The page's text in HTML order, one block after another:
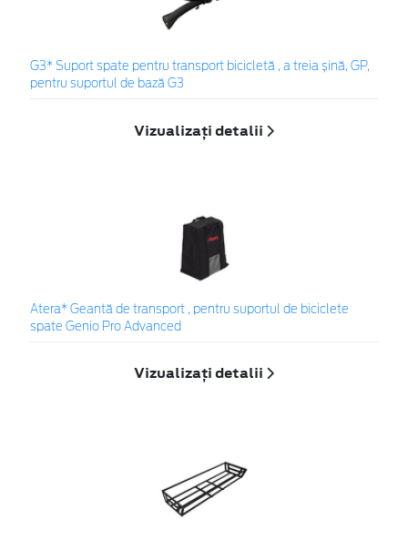
G3* Suport spate pentru transport bicicletă , a treia șină, GP,
pentru suportul de bază G3
Vizualizați detalii
Atera* Geantă de transport , pentru suportul de biciclete
spate Genio Pro Advanced
Vizualizați detalii